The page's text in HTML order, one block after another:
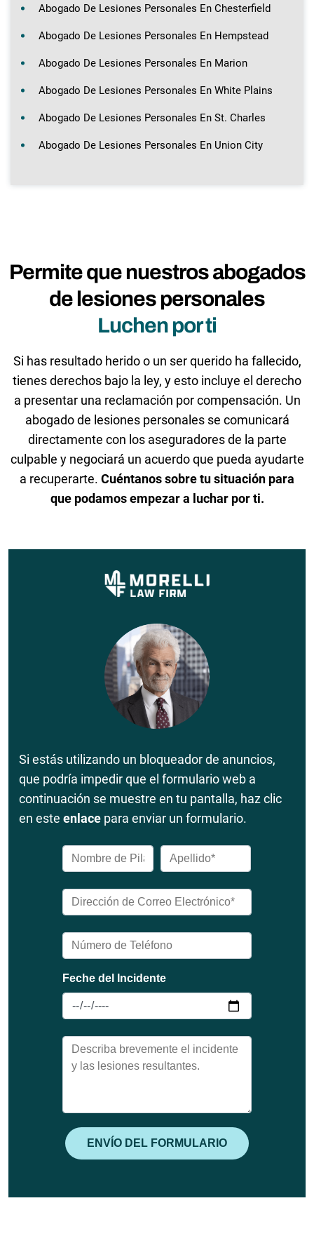
Abogado De Lesiones Personales En Chesterfield
Abogado De Lesiones Personales En Hempstead
Abogado De Lesiones Personales En Marion
Abogado De Lesiones Personales En White Plains
Abogado De Lesiones Personales En St. Charles
Abogado De Lesiones Personales En Union City
Permite que nuestros abogados
de lesiones personales
Luchen por ti
Si has resultado herido o un ser querido ha fallecido,
tienes derechos bajo la ley, y esto incluye el derecho
a presentar una reclamación por compensación. Un
abogado de lesiones personales se comunicará
directamente con los aseguradores de la parte
culpable y negociará un acuerdo que pueda ayudarte
a recuperarte. Cuéntanos sobre tu situación para
que podamos empezar a luchar por ti.
Si estás utilizando un bloqueador de anuncios,
que podría impedir que el formulario web a
continuación se muestre en tu pantalla, haz clic
en este enlace para enviar un formulario.